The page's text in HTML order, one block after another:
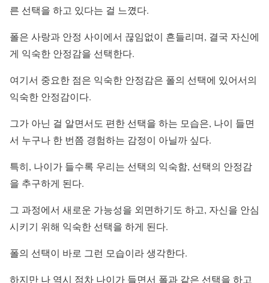
른 선택을 하고 있다는 걸 느꼈다.
폴은 사랑과 안정 사이에서 끊임없이 흔들리며, 결국 자신에
게 익숙한 안정감을 선택한다.
여기서 중요한 점은 익숙한 안정감은 폴의 선택에 있어서의
익숙한 안정감이다.
그가 아닌 걸 알면서도 편한 선택을 하는 모습은, 나이 들면
서 누구나 한 번쯤 경험하는 감정이 아닐까 싶다.
특히, 나이가 들수록 우리는 선택의 익숙함, 선택의 안정감
을 추구하게 된다.
그 과정에서 새로운 가능성을 외면하기도 하고, 자신을 안심
시키기 위해 익숙한 선택을 하게 된다.
폴의 선택이 바로 그런 모습이라 생각한다.
하지만 나 역시 점차 나이가 들면서 폴과 같은 선택을 하고